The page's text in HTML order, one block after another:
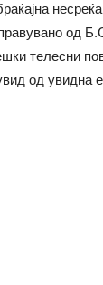
од
телесни
од увидна